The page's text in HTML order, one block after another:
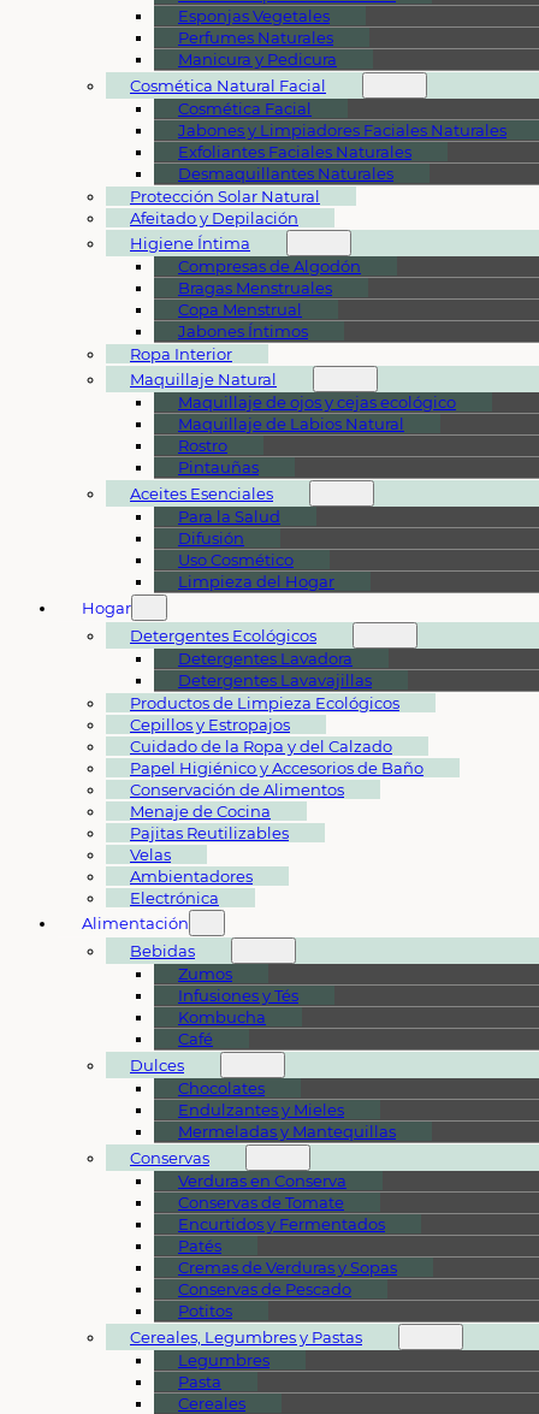
Esponjas Vegetales
Perfumes Naturales
Manicura y Pedicura
Cosmética Natural Facial
Cosmética Facial
Jabones y Limpiadores Faciales Naturales
Exfoliantes Faciales Naturales
Desmaquillantes Naturales
Protección Solar Natural
Afeitado y Depilación
Higiene Íntima
Compresas de Algodón
Bragas Menstruales
Copa Menstrual
Jabones Íntimos
Ropa Interior
Maquillaje Natural
Maquillaje de ojos y cejas ecológico
Maquillaje de Labios Natural
Rostro
Pintauñas
Aceites Esenciales
Para la Salud
Difusión
Uso Cosmético
Limpieza del Hogar
Hogar
Detergentes Ecológicos
Detergentes Lavadora
Detergentes Lavavajillas
Productos de Limpieza Ecológicos
Cepillos y Estropajos
Cuidado de la Ropa y del Calzado
Papel Higiénico y Accesorios de Baño
Conservación de Alimentos
Menaje de Cocina
Pajitas Reutilizables
Velas
Ambientadores
Electrónica
Alimentación
Bebidas
Zumos
Infusiones y Tés
Kombucha
Café
Dulces
Chocolates
Endulzantes y Mieles
Mermeladas y Mantequillas
Conservas
Verduras en Conserva
Conservas de Tomate
Encurtidos y Fermentados
Patés
Cremas de Verduras y Sopas
Conservas de Pescado
Potitos
Cereales, Legumbres y Pastas
Legumbres
Pasta
Cereales